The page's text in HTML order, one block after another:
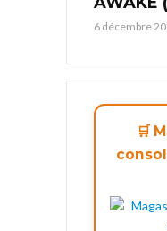
6 décembre
🛒